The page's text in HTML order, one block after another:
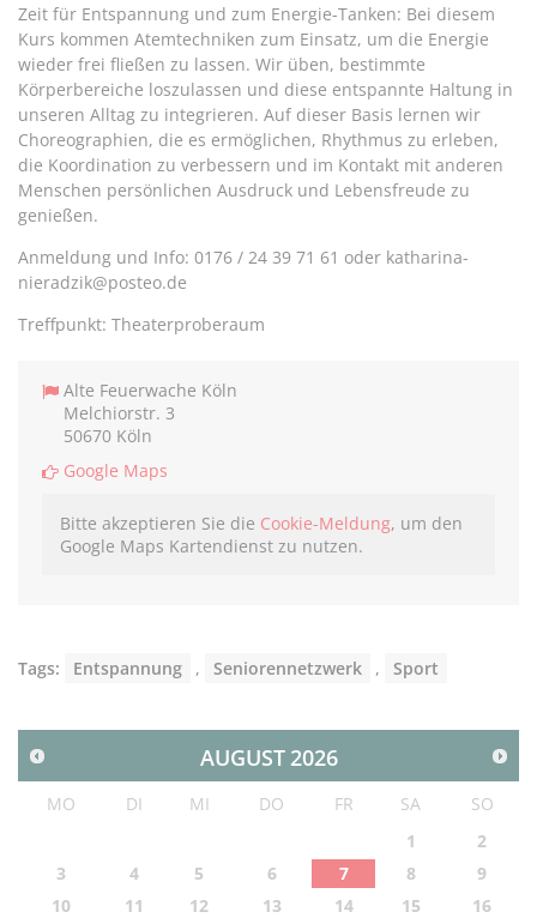
Zeit für Entspannung und zum Energie-Tanken: Bei diesem
Kurs kommen Atemtechniken zum Einsatz, um die Energie
wieder frei fließen zu lassen. Wir üben, bestimmte
Körperbereiche loszulassen und diese entspannte Haltung in
unseren Alltag zu integrieren. Auf dieser Basis lernen wir
Choreographien, die es ermöglichen, Rhythmus zu erleben,
die Koordination zu verbessern und im Kontakt mit anderen
Menschen persönlichen Ausdruck und Lebensfreude zu
genießen.
Anmeldung und Info: 0176 / 24 39 71 61 oder katharina-
nieradzik@posteo.de
Treffpunkt: Theaterproberaum
Alte Feuerwache Köln
Melchiorstr. 3
50670 Köln
Google Maps
Bitte akzeptieren Sie die Cookie-Meldung, um den
Google Maps Kartendienst zu nutzen.
Tags: Entspannung , Seniorennetzwerk , Sport
AUGUST 2026
MO DI MI DO FR SA
SO
1
2
3
4 5 6 7 8
9
10
11 12 13 14 15
16